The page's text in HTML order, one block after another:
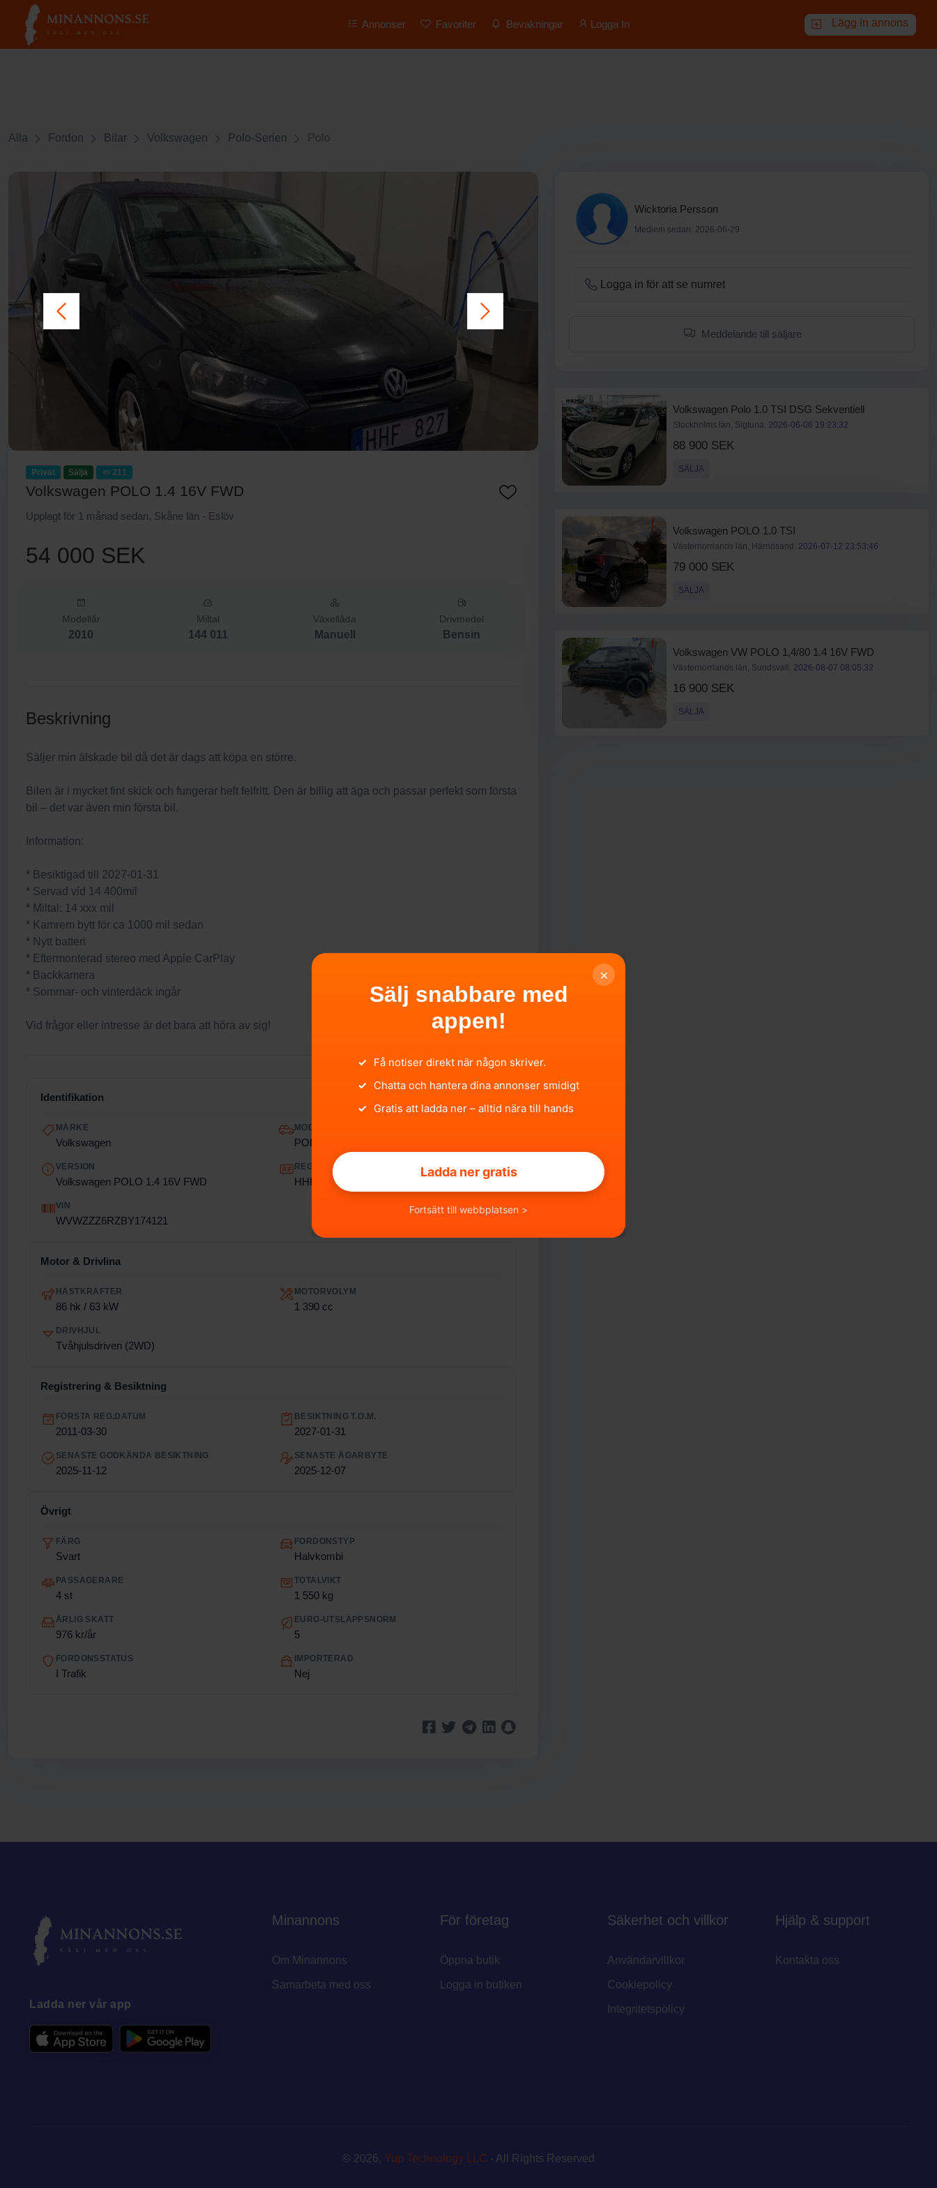
Annonser Favoriter Bevakningar Logga In Lägg in annons
Alla Fordon Bilar Volkswagen Polo-Serien Polo
Privat Sälja 211
Volkswagen POLO 1.4 16V FWD
Upplagt för 1 månad sedan, Skåne län - Eslöv
54 000 SEK
Modellår
2010
Miltal
144 011
Växellåda
Manuell
Drivmedel
Bensin
Beskrivning
Säljer min älskade bil då det är dags att köpa en större.
Bilen är i mycket fint skick och fungerar helt felfritt. Den är billig att äga och passar perfekt som första
bil – det var även min första bil.
Information:
* Besiktigad till 2027-01-31
* Servad vid 14 400mil
* Miltal: 14 xxx mil
* Kamrem bytt för ca 1000 mil sedan
* Nytt batteri
* Eftermonterad stereo med Apple CarPlay
* Backkamera
* Sommar- och vinterdäck ingår
Vid frågor eller intresse är det bara att höra av sig!
Identifikation
MÄRKE
Volkswagen
MODELL
POLO
VERSION
Volkswagen POLO 1.4 16V FWD
REGISTRERINGSNUMMER
HHF827
VIN
WVWZZZ6RZBY174121
Motor & Drivlina
HÄSTKRAFTER
86 hk / 63 kW
MOTORVOLYM
1 390 cc
DRIVHJUL
Tvåhjulsdriven (2WD)
Registrering & Besiktning
FÖRSTA REG.DATUM
2011-03-30
BESIKTNING T.O.M.
2027-01-31
SENASTE GODKÄNDA BESIKTNING
2025-11-12
SENASTE ÄGARBYTE
2025-12-07
Övrigt
FÄRG
Svart
FORDONSTYP
Halvkombi
PASSAGERARE
4 st
TOTALVIKT
1 550 kg
ÅRLIG SKATT
976 kr/år
EURO-UTSLÄPPSNORM
5
FORDONSSTATUS
I Trafik
IMPORTERAD
Nej
Wicktoria Persson
Medlem sedan: 2026-06-29
Logga in för att se numret
Meddelande till säljare
Volkswagen Polo 1.0 TSI DSG Sekventiell
Stockholms län, Sigtuna. 2026-06-06 19:23:32
88 900 SEK
SÄLJA
Volkswagen POLO 1.0 TSI
Västernorrlands län, Härnösand. 2026-07-12 23:53:46
79 000 SEK
SÄLJA
Volkswagen VW POLO 1,4/80 1.4 16V FWD
Västernorrlands län, Sundsvall. 2026-08-07 08:05:32
16 900 SEK
SÄLJA
×
Sälj snabbare med
appen!
✓ Få notiser direkt när någon skriver.
✓ Chatta och hantera dina annonser smidigt
✓ Gratis att ladda ner – alltid nära till hands
Ladda ner gratis
Fortsätt till webbplatsen >
Ladda ner vår app
Minannons
Om Minannons
Samarbeta med oss
För företag
Öppna butik
Logga in butiken
Säkerhet och villkor
Användarvillkor
Cookiepolicy
Integritetspolicy
Hjälp & support
Kontakta oss
© 2026, Yup Technology LLC - All Rights Reserved